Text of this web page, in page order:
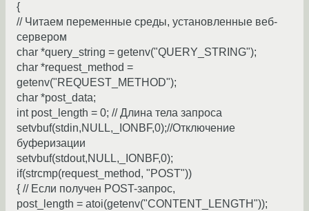
{
// Читаем переменные среды, установленные веб-
сервером
char *query_string = getenv("QUERY_STRING");
char *request_method =
getenv("REQUEST_METHOD");
char *post_data;
int post_length = 0; // Длина тела запроса
setvbuf(stdin,NULL,_IONBF,0);//Отключение
буферизации
setvbuf(stdout,NULL,_IONBF,0);
if(strcmp(request_method, "POST"))
{ // Если получен POST-запрос,
post_length = atoi(getenv("CONTENT_LENGTH"));